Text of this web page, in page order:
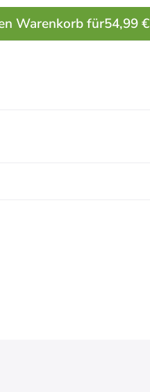
Warenkorb für54,99 €